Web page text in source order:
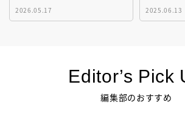
2026.05.17 2025.06.13
Editor’s Pick
編集部のおすすめ